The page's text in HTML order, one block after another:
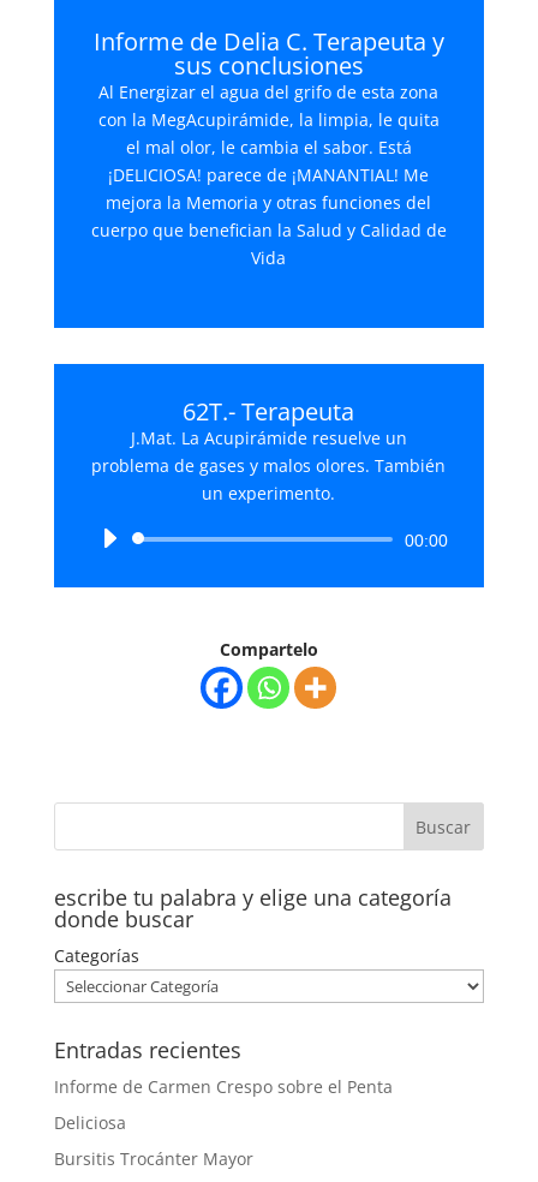
Informe de Delia C. Terapeuta y
sus conclusiones
Al Energizar el agua del grifo de esta zona
con la MegAcupirámide, la limpia, le quita
el mal olor, le cambia el sabor. Está
¡DELICIOSA! parece de ¡MANANTIAL! Me
mejora la Memoria y otras funciones del
cuerpo que benefician la Salud y Calidad de
Vida
62T.- Terapeuta
J.Mat. La Acupirámide resuelve un
problema de gases y malos olores. También
un experimento.
Reproductor
audio
00:00
Compartelo
escribe tu palabra y elige una categoría
donde buscar
Categorías
Entradas recientes
Informe de Carmen Crespo sobre el Penta
Deliciosa
Bursitis Trocánter Mayor